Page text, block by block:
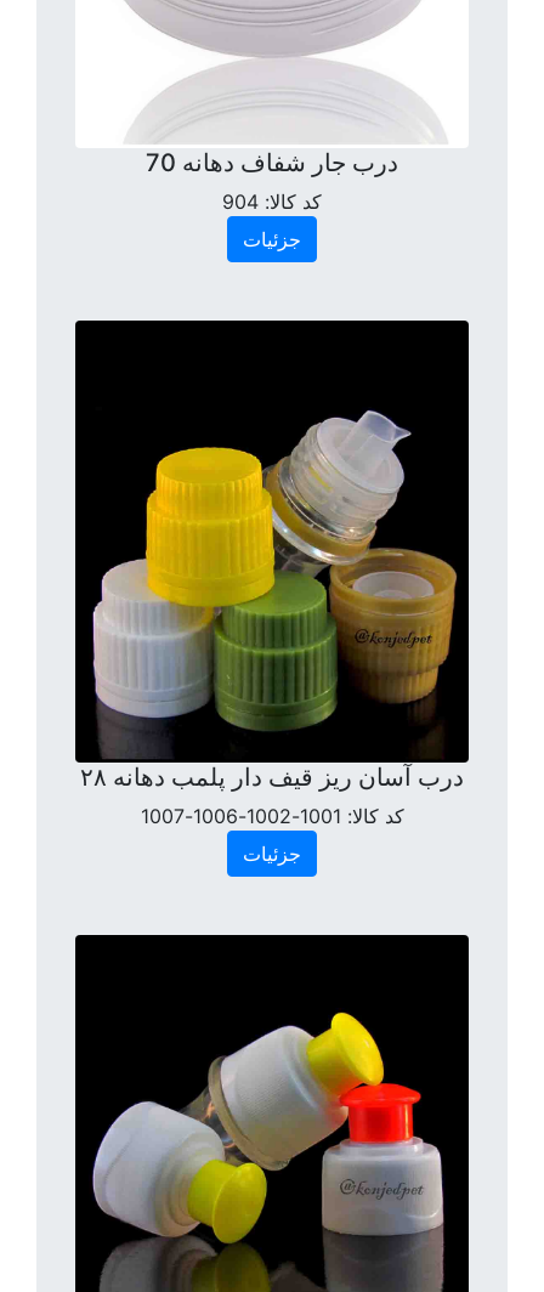
درب جار شفاف دهانه 70
کد کالا: 904
جزئیات
درب آسان ریز قیف دار پلمب دهانه ۲۸
کد کالا: 1001-1002-1006-1007
جزئیات